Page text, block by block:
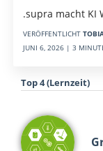
.supra macht KI
VERÖFFENTLICHT
JUNI 6, 2026 | 3
Top 4 (Lernzeit)